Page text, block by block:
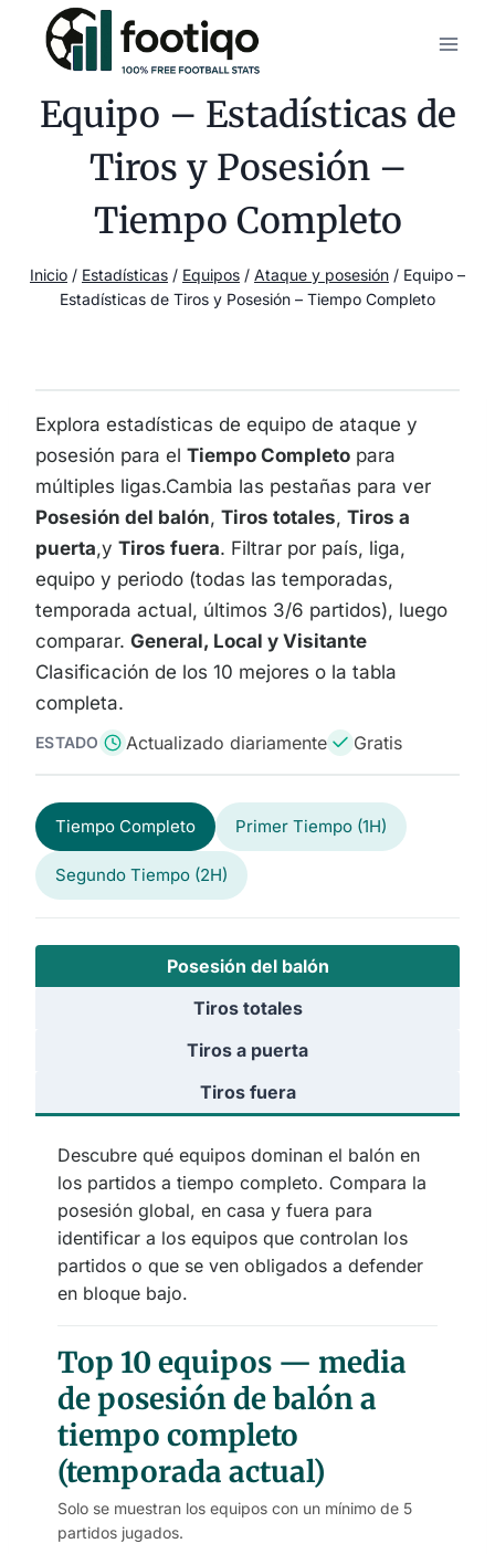
contenido
Equipo – Estadísticas de
Tiros y Posesión –
Tiempo Completo
Inicio / Estadísticas / Equipos / Ataque y posesión / Equipo –
Estadísticas de Tiros y Posesión – Tiempo Completo
Explora estadísticas de equipo de ataque y
posesión para el Tiempo Completo para
múltiples ligas.Cambia las pestañas para ver
Posesión del balón, Tiros totales, Tiros a
puerta,y Tiros fuera. Filtrar por país, liga,
equipo y periodo (todas las temporadas,
temporada actual, últimos 3/6 partidos), luego
comparar. General, Local y Visitante
Clasificación de los 10 mejores o la tabla
completa.
ESTADO Actualizado diariamente Gratis
Tiempo Completo Primer Tiempo (1H)
Segundo Tiempo (2H)
Posesión del balón
Tiros totales
Tiros a puerta
Tiros fuera
Descubre qué equipos dominan el balón en
los partidos a tiempo completo. Compara la
posesión global, en casa y fuera para
identificar a los equipos que controlan los
partidos o que se ven obligados a defender
en bloque bajo.
Top 10 equipos — media
de posesión de balón a
tiempo completo
(temporada actual)
Solo se muestran los equipos con un mínimo de 5
partidos jugados.